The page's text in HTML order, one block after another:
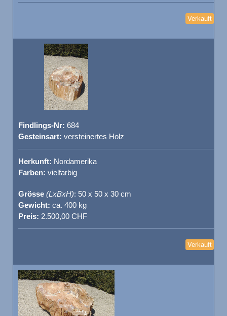
Verkauft
Findlings-Nr: 684
Gesteinsart: versteinertes Holz
Herkunft: Nordamerika
Farben: vielfarbig
Grösse (LxBxH): 50 x 50 x 30 cm
Gewicht: ca. 400 kg
Preis: 2.500,00 CHF
Verkauft